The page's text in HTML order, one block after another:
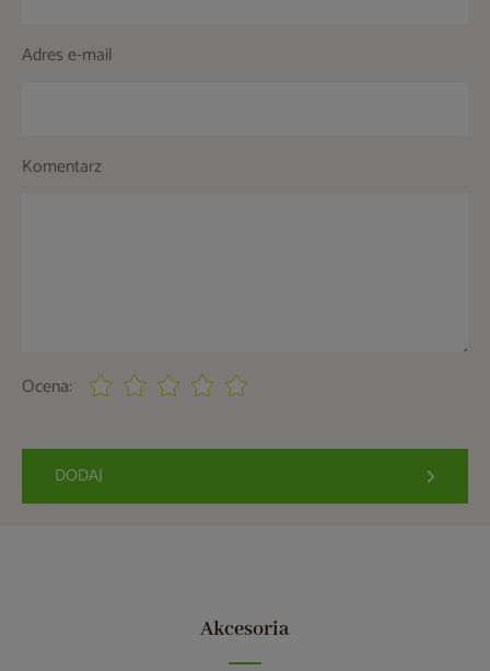
Adres e-mail
Komentarz
Ocena:
DODAJ
Akcesoria